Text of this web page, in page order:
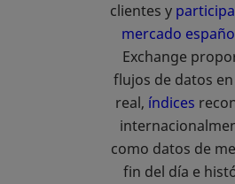
clientes y
mercado
Exchange
flujos de datos
real, índices
como datos de
fin del día e